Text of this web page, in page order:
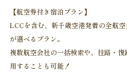
【航空券付き宿泊プラン】
LCCを含む、新千歳空港発着の全航
が選べるプラン。
複数航空会社の一括検索や、往路・
用することも可能！